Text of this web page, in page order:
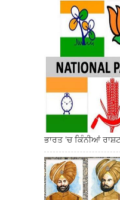
ਭਾਰਤ 'ਚ ਕਿੰਨੀਆਂ